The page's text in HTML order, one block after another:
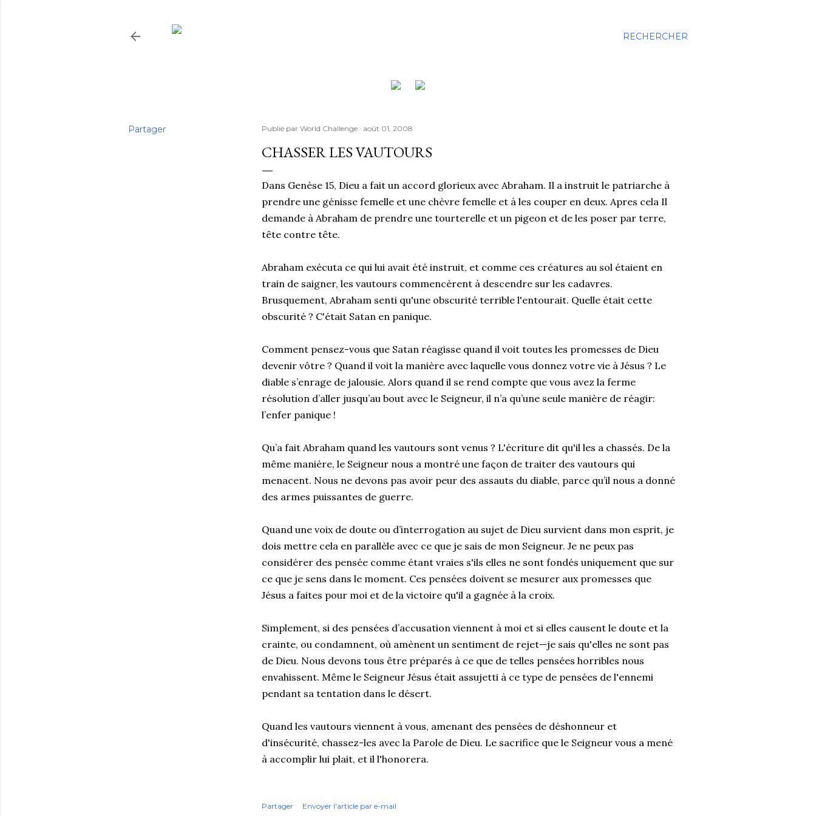
RECHERCHER
Partager Publié par World Challenge août 01, 2008
CHASSER LES VAUTOURS
Dans Genèse 15, Dieu a fait un accord glorieux avec Abraham. Il a instruit le patriarche à
prendre une génisse femelle et une chèvre femelle et à les couper en deux. Apres cela Il
demande à Abraham de prendre une tourterelle et un pigeon et de les poser par terre,
tête contre tête.
Abraham exécuta ce qui lui avait été instruit, et comme ces créatures au sol étaient en
train de saigner, les vautours commencèrent à descendre sur les cadavres.
Brusquement, Abraham senti qu'une obscurité terrible l'entourait. Quelle était cette
obscurité ? C'était Satan en panique.
Comment pensez-vous que Satan réagisse quand il voit toutes les promesses de Dieu
devenir vôtre ? Quand il voit la manière avec laquelle vous donnez votre vie à Jésus ? Le
diable s’enrage de jalousie. Alors quand il se rend compte que vous avez la ferme
résolution d’aller jusqu’au bout avec le Seigneur, il n’a qu’une seule manière de réagir:
l’enfer panique !
Qu’a fait Abraham quand les vautours sont venus ? L'écriture dit qu'il les a chassés. De la
même manière, le Seigneur nous a montré une façon de traiter des vautours qui
menacent. Nous ne devons pas avoir peur des assauts du diable, parce qu’il nous a donné
des armes puissantes de guerre.
Quand une voix de doute ou d’interrogation au sujet de Dieu survient dans mon esprit, je
dois mettre cela en parallèle avec ce que je sais de mon Seigneur. Je ne peux pas
considérer des pensée comme étant vraies s'ils elles ne sont fondés uniquement que sur
ce que je sens dans le moment. Ces pensées doivent se mesurer aux promesses que
Jésus a faites pour moi et de la victoire qu'il a gagnée à la croix.
Simplement, si des pensées d’accusation viennent à moi et si elles causent le doute et la
crainte, ou condamnent, où amènent un sentiment de rejet—je sais qu'elles ne sont pas
de Dieu. Nous devons tous être préparés à ce que de telles pensées horribles nous
envahissent. Même le Seigneur Jésus était assujetti à ce type de pensées de l'ennemi
pendant sa tentation dans le désert.
Quand les vautours viennent à vous, amenant des pensées de déshonneur et
d'insécurité, chassez-les avec la Parole de Dieu. Le sacrifice que le Seigneur vous a mené
à accomplir lui plait, et il l'honorera.
Partager Envoyer l'article par e-mail